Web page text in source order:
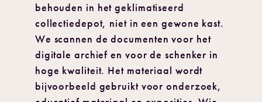
behouden in het geklimatiseerd
collectiedepot, niet in een gewone kast.
We scannen de documenten voor het
digitale archief en voor de schenker in
hoge kwaliteit. Het materiaal wordt
bijvoorbeeld gebruikt voor onderzoek,